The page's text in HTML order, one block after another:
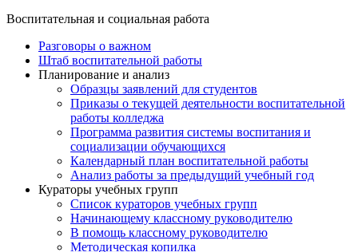
Воспитательная и социальная работа
Разговоры о важном
Штаб воспитательной работы
Планирование и анализ
Образцы заявлений для студентов
Приказы о текущей деятельности воспитательной
работы колледжа
Программа развития системы воспитания и
социализации обучающихся
Календарный план воспитательной работы
Анализ работы за предыдущий учебный год
Кураторы учебных групп
Список кураторов учебных групп
Начинающему классному руководителю
В помощь классному руководителю
Методическая копилка